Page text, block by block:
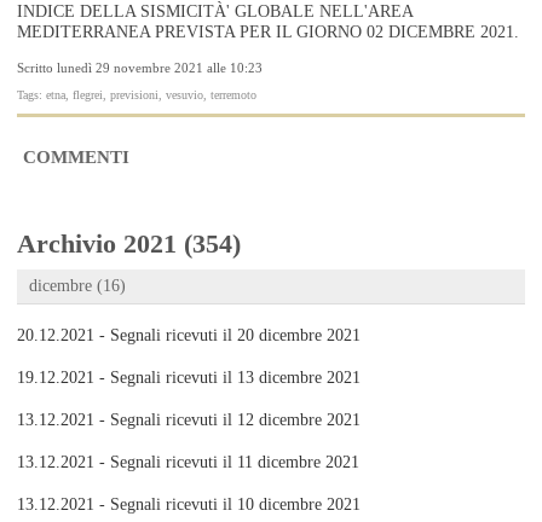
INDICE DELLA SISMICITÀ' GLOBALE NELL'AREA
MEDITERRANEA PREVISTA PER IL GIORNO 02 DICEMBRE 2021.
Scritto lunedì 29 novembre 2021 alle 10:23
Tags: etna, flegrei, previsioni, vesuvio, terremoto
COMMENTI
Archivio 2021 (354)
dicembre (16)
20.12.2021 - Segnali ricevuti il 20 dicembre 2021
19.12.2021 - Segnali ricevuti il 13 dicembre 2021
13.12.2021 - Segnali ricevuti il 12 dicembre 2021
13.12.2021 - Segnali ricevuti il 11 dicembre 2021
13.12.2021 - Segnali ricevuti il 10 dicembre 2021